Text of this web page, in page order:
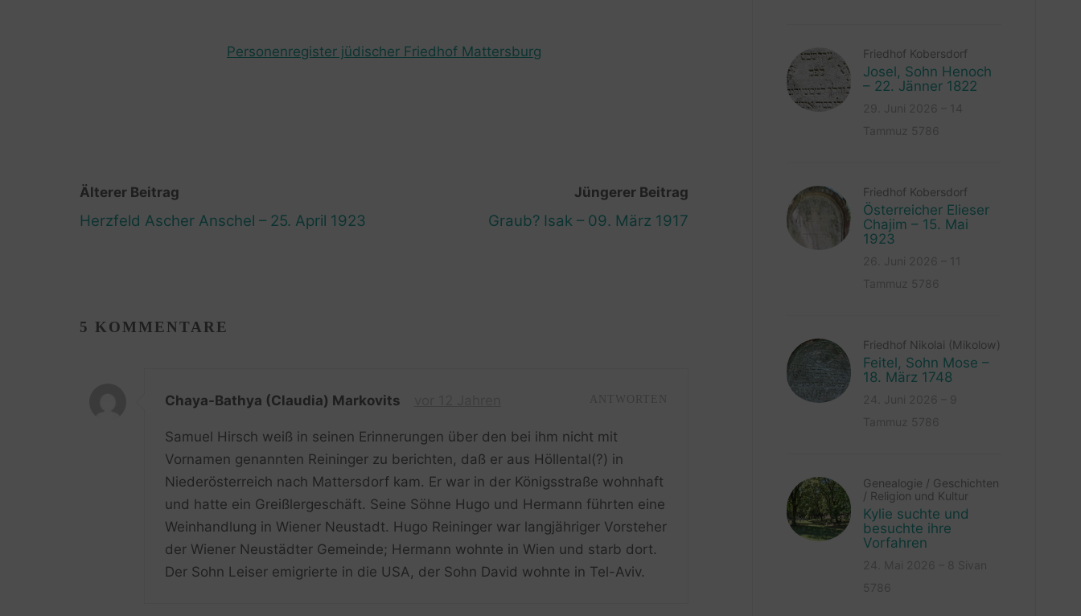
Personenregister jüdischer Friedhof Mattersburg
Älterer Beitrag
Herzfeld Ascher Anschel – 25. April 1923
Jüngerer Beitrag
Graub? Isak – 09. März 1917
5 KOMMENTARE
Chaya-Bathya (Claudia) Markovits
Samuel Hirsch weiß in seinen Erinnerungen über den bei ihm nicht mit
Vornamen genannten Reininger zu berichten, daß er aus Höllental(?) in
Niederösterreich nach Mattersdorf kam. Er war in der Königsstraße wohnhaft
und hatte ein Greißlergeschäft. Seine Söhne Hugo und Hermann führten eine
Weinhandlung in Wiener Neustadt. Hugo Reininger war langjähriger Vorsteher
der Wiener Neustädter Gemeinde; Hermann wohnte in Wien und starb dort.
Der Sohn Leiser emigrierte in die USA, der Sohn David wohnte in Tel-Aviv.
Friedhof Kobersdorf
Josel, Sohn Henoch
– 22. Jänner 1822
Friedhof Kobersdorf
Österreicher Elieser
Chajim – 15. Mai
1923
Friedhof Nikolai (Mikolow)
Feitel, Sohn Mose –
18. März 1748
Genealogie / Geschichten
/ Religion und Kultur
Kylie suchte und
besuchte ihre
Vorfahren